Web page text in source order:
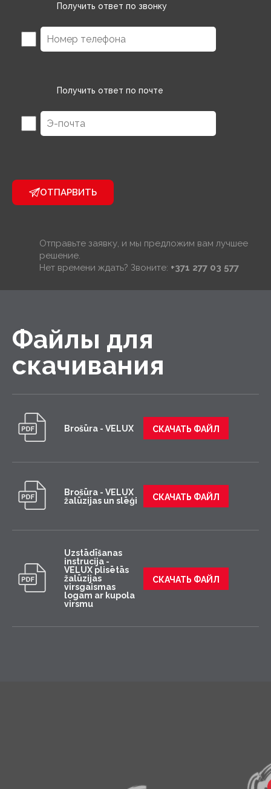
Получить ответ по звонку
Получить ответ по почте
ОТПАРВИТЬ
Отправьте заявку, и мы предложим вам лучшее
решение.
Нет времени ждать? Звоните: +371 277 03 577
Файлы для
скачивания
Brošūra - VELUX СКАЧАТЬ ФАЙЛ
Brošūra - VELUX
žalūzijas un slēģi
СКАЧАТЬ ФАЙЛ
Uzstādīšanas
instrucija -
VELUX plisētās
žalūzijas
virsgaismas
logam ar kupola
virsmu
СКАЧАТЬ ФАЙЛ